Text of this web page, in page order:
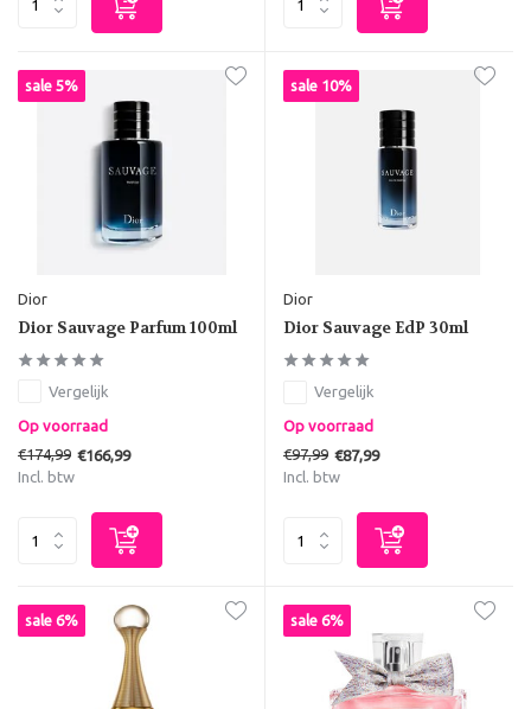
sale 5%
Dior
Dior Sauvage Parfum 100ml
Vergelijk
Op voorraad
€174,99 €166,99
Incl. btw
sale 10%
Dior
Dior Sauvage EdP 30ml
Vergelijk
Op voorraad
€97,99 €87,99
Incl. btw
sale 6% sale 6%